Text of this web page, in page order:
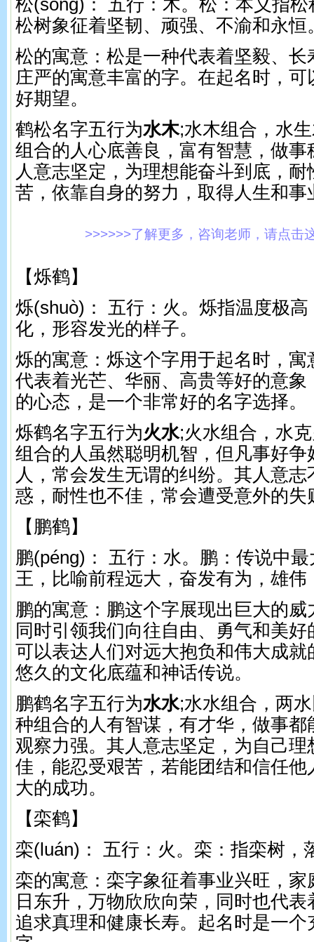
松(sōnɡ)： 五行：木。 松：本义指
松树象征着坚韧、顽强、不渝和永恒
松的寓意：松是一种代表着坚毅、长
庄严的寓意丰富的字。在起名时，
好期望。
鹤松名字五行为水木;水木组合，水
组合的人心底善良，富有智慧，做事
人意志坚定，为理想能奋斗到底，
苦，依靠自身的努力，取得人生和事
>>>>>>了解更多，咨询老师，请点击
【烁鹤】
烁(shuò)： 五行：火。 烁指温度极
化，形容发光的样子。
烁的寓意：烁这个字用于起名时，寓
代表着光芒、华丽、高贵等好的意象
的心态，是一个非常好的名字选择。
烁鹤名字五行为火水;火水组合，水
组合的人虽然聪明机智，但凡事好争
人，常会发生无谓的纠纷。其人意
惑，耐性也不佳，常会遭受意外的失
【鹏鹤】
鹏(pénɡ)： 五行：水。 鹏：传说中
王，比喻前程远大，奋发有为，雄伟
鹏的寓意：鹏这个字展现出巨大的
同时引领我们向往自由、勇气和美
可以表达人们对远大抱负和伟大成就
悠久的文化底蕴和神话传说。
鹏鹤名字五行为水水;水水组合，两
种组合的人有智谋，有才华，做事都
观察力强。其人意志坚定，为自己
佳，能忍受艰苦，若能团结和信任他
大的成功。
【栾鹤】
栾(luán)： 五行：火。 栾：指栾树，
栾的寓意：栾字象征着事业兴旺，家
日东升，万物欣欣向荣，同时也代
追求真理和健康长寿。起名时是一个